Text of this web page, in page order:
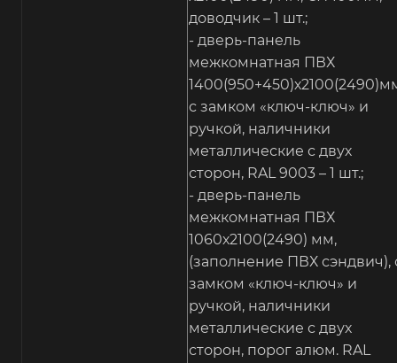
доводчик – 1 шт.;
- дверь-панель
межкомнатная ПВХ
с замком «ключ-ключ» и
ручкой, наличники
металлические с двух
сторон, RAL 9003 – 1 шт.;
- дверь-панель
межкомнатная ПВХ
1060х2100(2490) мм,
(заполнение ПВХ сэндвич),
замком «ключ-ключ» и
ручкой, наличники
металлические с двух
сторон, порог алюм. RAL